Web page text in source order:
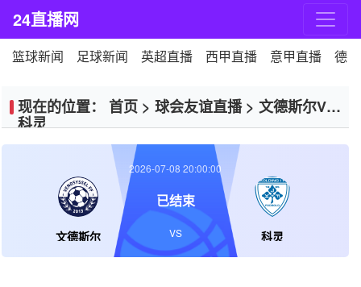
24直播网
篮球新闻 足球新闻 英超直播 西甲直播 意甲直播 德
现在的位置： 首页 > 球会友谊直播> 文德斯尔VS
科灵
文德斯尔 科灵
2026-07-08 20:00:00
已结束
VS